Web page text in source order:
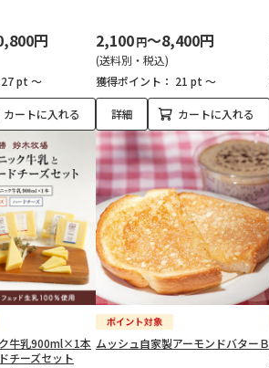
円
27 pt ～
カートに入れる
2,100円～8,400円
(送料別・税込)
獲得ポイント： 21 pt ～
詳細 カートに入れる
牛乳900ml×1本
チーズセット
ムッシュ自家製アーモンドバターＢ